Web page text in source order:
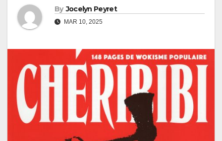
By Jocelyn Peyret
MAR 10, 2025